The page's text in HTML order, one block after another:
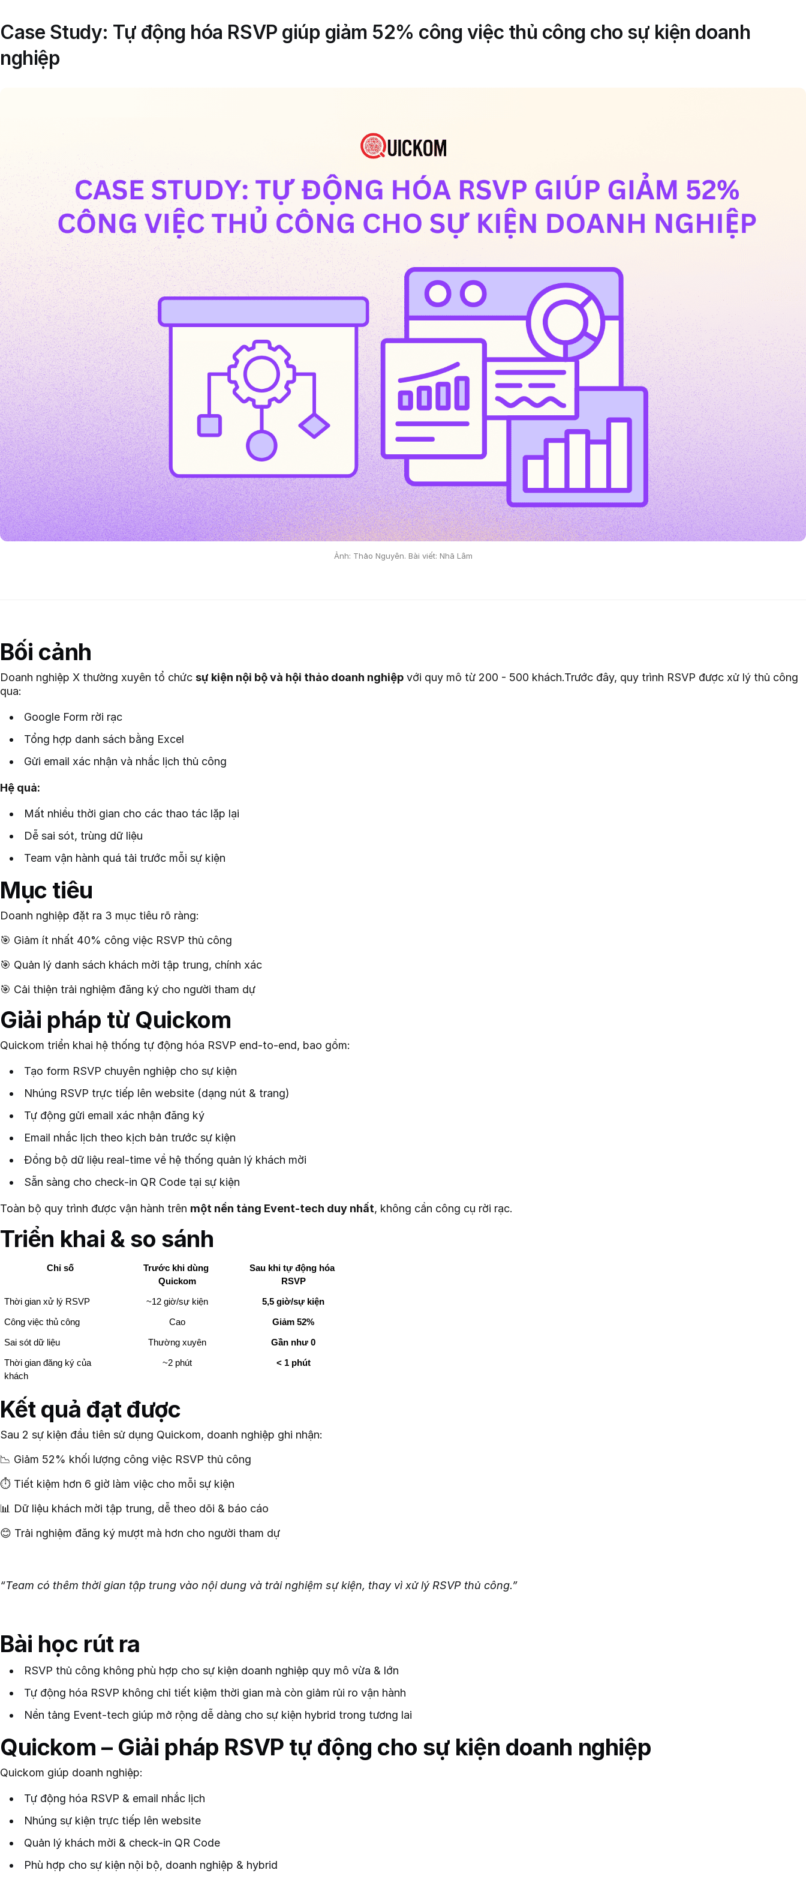
Case Study: Tự động hóa RSVP giúp giảm 52% công việc thủ công cho sự kiện doanh
nghiệp
Ảnh: Thảo Nguyên. Bài viết: Nhã Lâm
Bối cảnh
Doanh nghiệp X thường xuyên tổ chức sự kiện nội bộ và hội thảo doanh nghiệp với quy mô từ 200 - 500 khách.Trước đây, quy trình RSVP được xử lý thủ công
qua:
Google Form rời rạc
Tổng hợp danh sách bằng Excel
Gửi email xác nhận và nhắc lịch thủ công
Hệ quả:
Mất nhiều thời gian cho các thao tác lặp lại
Dễ sai sót, trùng dữ liệu
Team vận hành quá tải trước mỗi sự kiện
Mục tiêu
Doanh nghiệp đặt ra 3 mục tiêu rõ ràng:
🎯 Giảm ít nhất 40% công việc RSVP thủ công
🎯 Quản lý danh sách khách mời tập trung, chính xác
🎯 Cải thiện trải nghiệm đăng ký cho người tham dự
Giải pháp từ Quickom
Quickom triển khai hệ thống tự động hóa RSVP end-to-end, bao gồm:
Tạo form RSVP chuyên nghiệp cho sự kiện
Nhúng RSVP trực tiếp lên website (dạng nút & trang)
Tự động gửi email xác nhận đăng ký
Email nhắc lịch theo kịch bản trước sự kiện
Đồng bộ dữ liệu real-time về hệ thống quản lý khách mời
Sẵn sàng cho check-in QR Code tại sự kiện
Toàn bộ quy trình được vận hành trên một nền tảng Event-tech duy nhất, không cần công cụ rời rạc.
Triển khai & so sánh
Chỉ số
Trước khi dùng
Quickom
Sau khi tự động hóa
RSVP
Thời gian xử lý RSVP ~12 giờ/sự kiện 5,5 giờ/sự kiện
Công việc thủ công Cao Giảm 52%
Sai sót dữ liệu Thường xuyên Gần như 0
Thời gian đăng ký của
khách
~2 phút < 1 phút
Kết quả đạt được
Sau 2 sự kiện đầu tiên sử dụng Quickom, doanh nghiệp ghi nhận:
📉 Giảm 52% khối lượng công việc RSVP thủ công
⏱️ Tiết kiệm hơn 6 giờ làm việc cho mỗi sự kiện
📊 Dữ liệu khách mời tập trung, dễ theo dõi & báo cáo
😊 Trải nghiệm đăng ký mượt mà hơn cho người tham dự
“Team có thêm thời gian tập trung vào nội dung và trải nghiệm sự kiện, thay vì xử lý RSVP thủ công.”
Bài học rút ra
RSVP thủ công không phù hợp cho sự kiện doanh nghiệp quy mô vừa & lớn
Tự động hóa RSVP không chỉ tiết kiệm thời gian mà còn giảm rủi ro vận hành
Nền tảng Event-tech giúp mở rộng dễ dàng cho sự kiện hybrid trong tương lai
Quickom – Giải pháp RSVP tự động cho sự kiện doanh nghiệp
Quickom giúp doanh nghiệp:
Tự động hóa RSVP & email nhắc lịch
Nhúng sự kiện trực tiếp lên website
Quản lý khách mời & check-in QR Code
Phù hợp cho sự kiện nội bộ, doanh nghiệp & hybrid